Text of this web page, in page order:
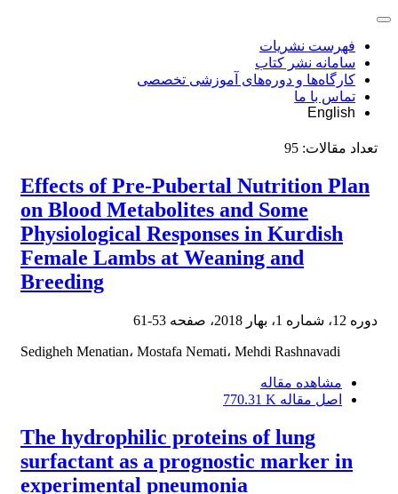
فهرست نشریات
سامانه نشر کتاب
کارگاه‌ها و دوره‌های آموزشی تخصصی
تماس با ما
English
تعداد مقالات: 95
Effects of Pre-Pubertal Nutrition Plan
on Blood Metabolites and Some
Physiological Responses in Kurdish
Female Lambs at Weaning and
Breeding
دوره 12، شماره 1، بهار 2018، صفحه 53-61
Sedigheh Menatian، Mostafa Nemati، Mehdi Rashnavadi
مشاهده مقاله
اصل مقاله 770.31 K
The hydrophilic proteins of lung
surfactant as a prognostic marker in
experimental pneumonia